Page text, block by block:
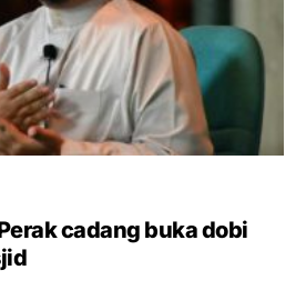
cadang buka dobi